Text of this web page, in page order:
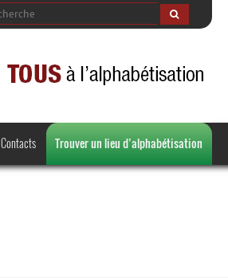
Contacts Trouver un lieu d’alphabétisation